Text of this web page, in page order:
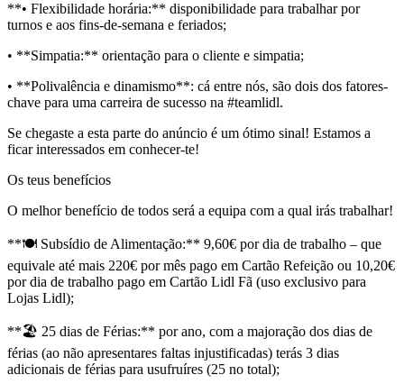
**• Flexibilidade horária:** disponibilidade para trabalhar por
turnos e aos fins-de-semana e feriados;
• **Simpatia:** orientação para o cliente e simpatia;
• **Polivalência e dinamismo**: cá entre nós, são dois dos fatores-
chave para uma carreira de sucesso na #teamlidl.
Se chegaste a esta parte do anúncio é um ótimo sinal! Estamos a
ficar interessados em conhecer-te!
Os teus benefícios
O melhor benefício de todos será a equipa com a qual irás trabalhar!
**🍽️ Subsídio de Alimentação:** 9,60€ por dia de trabalho – que
equivale até mais 220€ por mês pago em Cartão Refeição ou 10,20€
por dia de trabalho pago em Cartão Lidl Fã (uso exclusivo para
Lojas Lidl);
**🏖️ 25 dias de Férias:** por ano, com a majoração dos dias de
férias (ao não apresentares faltas injustificadas) terás 3 dias
adicionais de férias para usufruíres (25 no total);